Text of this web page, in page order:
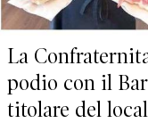
La
podio con il
titolare del